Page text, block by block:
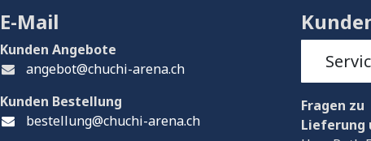
Fragen zu
Lieferung
E-Mail
Kunden Angebote
angebot@chuchi-arena.ch
Kunden Bestellung
bestellung@chuchi-arena.ch